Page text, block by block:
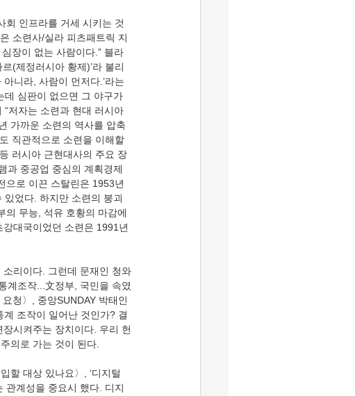
소련사/실라 피츠패트릭 지
장이 없는 사람이다.” 블라
(제정러시아 황제)’라 불리
니라, 사람이 먼저다.’라는
데 심판이 없으면 그 야구가
저자는 소련과 현대 러시아
가까운 소련의 역사를 압축
직관적으로 소련을 이해할
러시아 근현대사의 주요 장
과 중공업 중심의 계획경제
으로 이끈 스탈린은 1953년
었다. 하지만 소련의 붕괴
의 무능, 석유 호황의 마감에
대국이었던 소련은 1991년
계조작...文정부, 국민을 속였
청〉, 중앙SUNDAY 박태인
조작이 일어난 것인가? 결
시켜주는 장치이다. 우리 헌
의로 가는 것이 된다.
관계성을 중요시 했다. 디지